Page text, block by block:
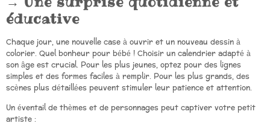
éducative
Chaque jour, une nouvelle case à ouvrir et un nouveau dessin à
colorier. Quel bonheur pour bébé ! Choisir un calendrier adapté à
son âge est crucial. Pour les plus jeunes, optez pour des lignes
simples et des formes faciles à remplir. Pour les plus grands, des
scènes plus détaillées peuvent stimuler leur patience et attention.
Un éventail de thèmes et de personnages peut captiver votre petit
artiste :